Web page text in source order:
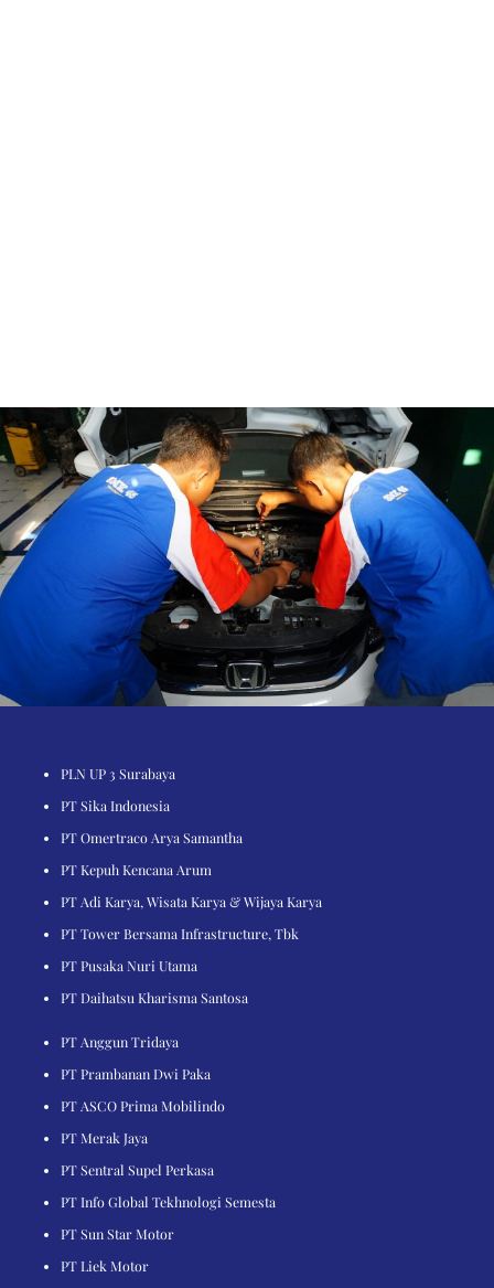
PLN UP 3 Surabaya
PT Sika Indonesia
PT Omertraco Arya Samantha
PT Kepuh Kencana Arum
PT Adi Karya, Wisata Karya & Wijaya Karya
PT Tower Bersama Infrastructure, Tbk
PT Pusaka Nuri Utama
PT Daihatsu Kharisma Santosa
PT Anggun Tridaya
PT Prambanan Dwi Paka
PT ASCO Prima Mobilindo
PT Merak Jaya
PT Sentral Supel Perkasa
PT Info Global Tekhnologi Semesta
PT Sun Star Motor
PT Liek Motor